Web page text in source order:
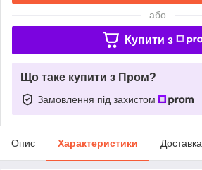
або
Купити з
Що таке купити з Пром?
Замовлення під захистом
Опис Характеристики Доставка